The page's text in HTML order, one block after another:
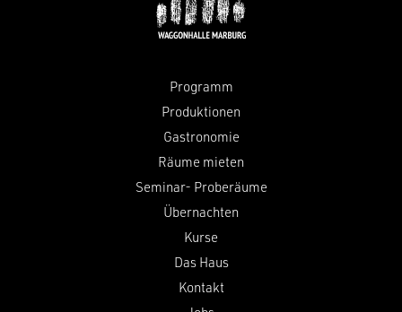
Programm
Produktionen
Gastronomie
Räume mieten
Seminar- Proberäume
Übernachten
Kurse
Das Haus
Kontakt